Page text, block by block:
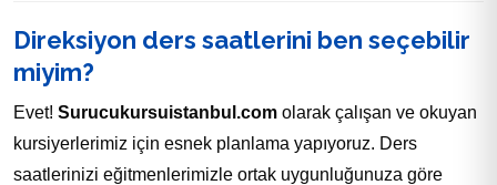
Direksiyon ders saatlerini ben seçebilir
miyim?
Evet! Surucukursuistanbul.com olarak çalışan ve okuyan
kursiyerlerimiz için esnek planlama yapıyoruz. Ders
saatlerinizi eğitmenlerimizle ortak uygunluğunuza göre